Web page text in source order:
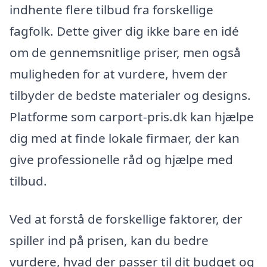
indhente flere tilbud fra forskellige
fagfolk. Dette giver dig ikke bare en idé
om de gennemsnitlige priser, men også
muligheden for at vurdere, hvem der
tilbyder de bedste materialer og designs.
Platforme som carport-pris.dk kan hjælpe
dig med at finde lokale firmaer, der kan
give professionelle råd og hjælpe med
tilbud.
Ved at forstå de forskellige faktorer, der
spiller ind på prisen, kan du bedre
vurdere, hvad der passer til dit budget og